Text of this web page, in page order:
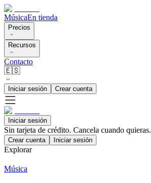
MúsicaEn tienda
Precios
Recursos
Contacto
🇪🇸
Iniciar sesión Crear cuenta
Iniciar sesión
Sin tarjeta de crédito. Cancela cuando quieras.
Crear cuenta Iniciar sesión
Explorar
Música